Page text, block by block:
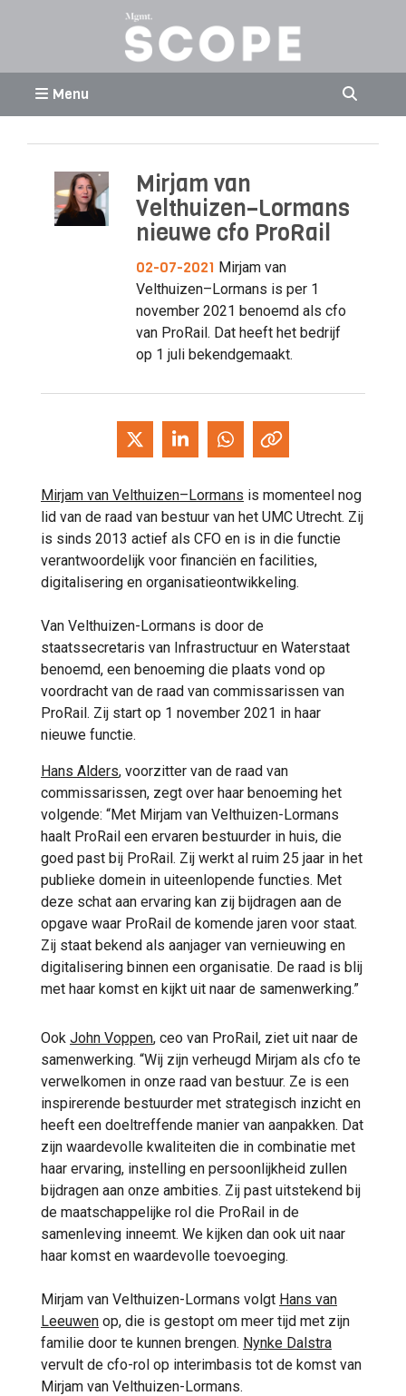
Menu
Mirjam van
Velthuizen–Lormans
nieuwe cfo ProRail
02-07-2021 Mirjam van
Velthuizen–Lormans is per 1
november 2021 benoemd als cfo
van ProRail. Dat heeft het bedrijf
op 1 juli bekendgemaakt.
Mirjam van Velthuizen–Lormans is momenteel nog
lid van de raad van bestuur van het UMC Utrecht. Zij
is sinds 2013 actief als CFO en is in die functie
verantwoordelijk voor financiën en facilities,
digitalisering en organisatieontwikkeling.
Van Velthuizen-Lormans is door de
staatssecretaris van Infrastructuur en Waterstaat
benoemd, een benoeming die plaats vond op
voordracht van de raad van commissarissen van
ProRail. Zij start op 1 november 2021 in haar
nieuwe functie.
Hans Alders, voorzitter van de raad van
commissarissen, zegt over haar benoeming het
volgende: “Met Mirjam van Velthuizen-Lormans
haalt ProRail een ervaren bestuurder in huis, die
goed past bij ProRail. Zij werkt al ruim 25 jaar in het
publieke domein in uiteenlopende functies. Met
deze schat aan ervaring kan zij bijdragen aan de
opgave waar ProRail de komende jaren voor staat.
Zij staat bekend als aanjager van vernieuwing en
digitalisering binnen een organisatie. De raad is blij
met haar komst en kijkt uit naar de samenwerking.”
Ook John Voppen, ceo van ProRail, ziet uit naar de
samenwerking. “Wij zijn verheugd Mirjam als cfo te
verwelkomen in onze raad van bestuur. Ze is een
inspirerende bestuurder met strategisch inzicht en
heeft een doeltreffende manier van aanpakken. Dat
zijn waardevolle kwaliteiten die in combinatie met
haar ervaring, instelling en persoonlijkheid zullen
bijdragen aan onze ambities. Zij past uitstekend bij
de maatschappelijke rol die ProRail in de
samenleving inneemt. We kijken dan ook uit naar
haar komst en waardevolle toevoeging.
Mirjam van Velthuizen-Lormans volgt Hans van
Leeuwen op, die is gestopt om meer tijd met zijn
familie door te kunnen brengen. Nynke Dalstra
vervult de cfo-rol op interimbasis tot de komst van
Mirjam van Velthuizen-Lormans.